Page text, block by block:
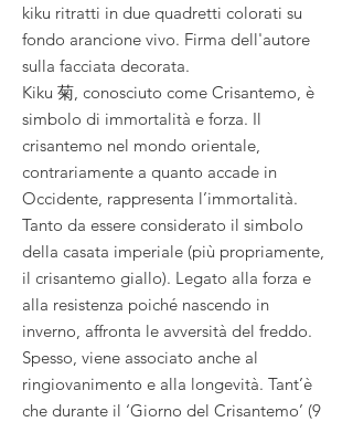
kiku ritratti in due quadretti colorati su
fondo arancione vivo. Firma dell'autore
sulla facciata decorata.
Kiku 菊, conosciuto come Crisantemo, è
simbolo di ​immortalità e forza. Il
crisantemo nel mondo orientale,
contrariamente a quanto accade in
Occidente, rappresenta l’immortalità.
Tanto da essere considerato il simbolo
della casata imperiale (più propriamente,
il crisantemo giallo). Legato alla forza e
alla resistenza poiché nascendo in
inverno, affronta le avversità del freddo.
Spesso, viene associato anche al
ringiovanimento e alla longevità. Tant’è
che durante il ‘Giorno del Crisantemo’ (9